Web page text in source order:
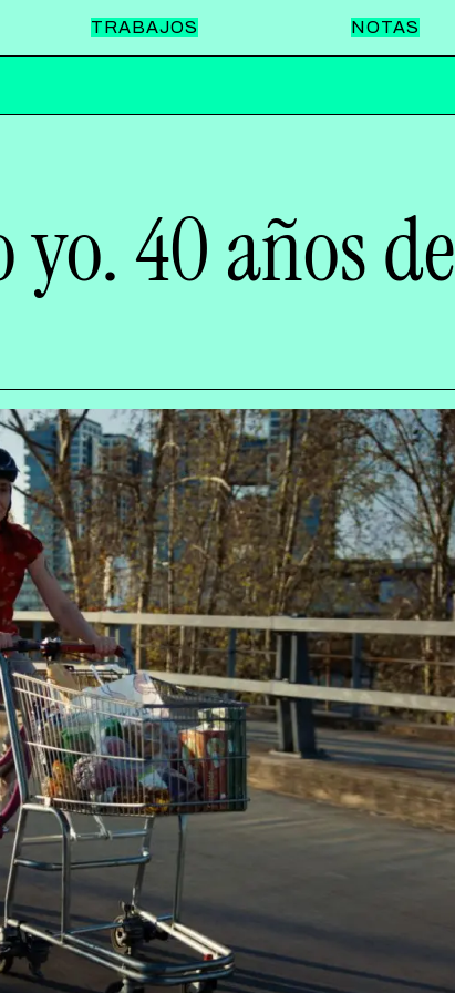
TRABAJOS
BANCO PROVINCIA
FRÁVEGA
AEROLINEAS ARGENTINAS
ARLISTÁN
CARREFOUR
CASALTA
BECKER
BANCO HIPOTECARIO
CLARO CHILE
CORONA
EXQUISITA
NOTAS
yo. 40 años de